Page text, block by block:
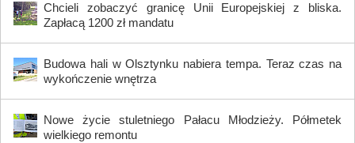
Chcieli zobaczyć granicę Unii Europejskiej z bliska.
Zapłacą 1200 zł mandatu
Budowa hali w Olsztynku nabiera tempa. Teraz czas na
wykończenie wnętrza
Nowe życie stuletniego Pałacu Młodzieży. Półmetek
wielkiego remontu